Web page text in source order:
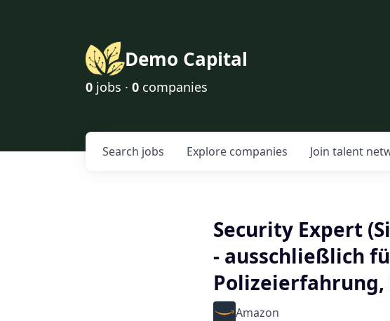
Demo Capital
0 jobs · 0 companies
Search jobs Explore companies Join talent
Security Expert
- ausschließlich
Polizeierfahrung,
Amazon